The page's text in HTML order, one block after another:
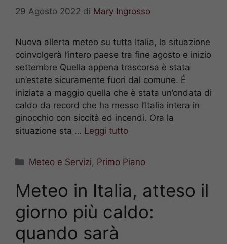
29 Agosto 2022 di Mary Ingrosso
Nuova allerta meteo su tutta Italia, la situazione
coinvolgerà l’intero paese tra fine agosto e inizio
settembre Quella appena trascorsa è stata
un’estate sicuramente fuori dal comune. É
iniziata a maggio quella che è stata un’ondata di
caldo da record che ha messo l’Italia intera in
ginocchio con siccità ed incendi. Ora la
situazione sta … Leggi tutto
Categorie
Meteo e Servizi, Primo Piano
Meteo in Italia, atteso il
giorno più caldo:
quando sarà